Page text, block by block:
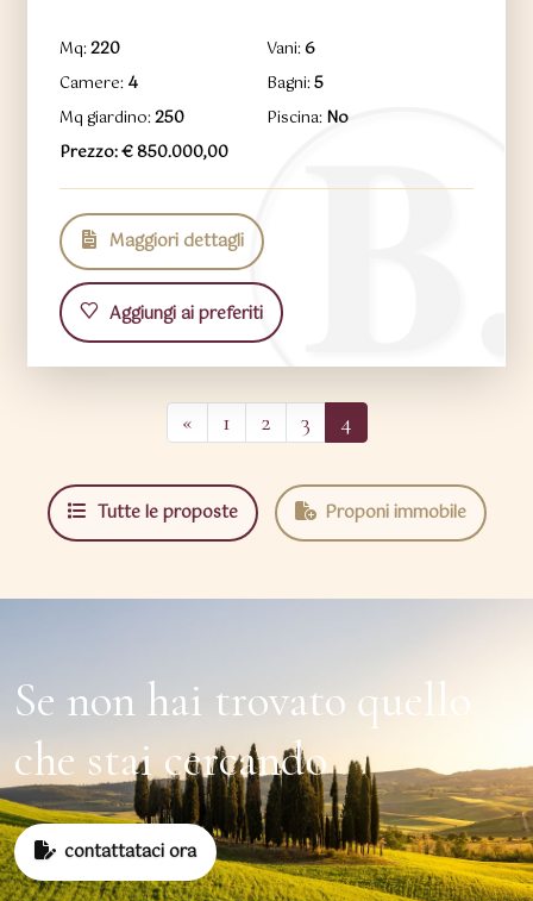
Mq:220 Vani:6
Camere:4 Bagni:5
Mq giardino:250 Piscina:No
Prezzo: € 850.000,00
Maggiori dettagli
Aggiungi ai preferiti
« 1 2 3 4
Tutte le proposte Proponi immobile
Se non hai trovato quello
che stai cercando
contattataci ora